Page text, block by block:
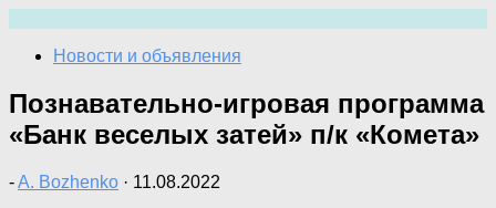
содержимому
Новости и объявления
Познавательно-игровая программа
«Банк веселых затей» п/к «Комета»
-A. Bozhenko · 11.08.2022